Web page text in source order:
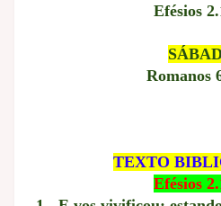
Efésios
Romanos
TEXTO
Efésios